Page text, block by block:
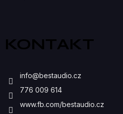
KONTAKT
info@bestaudio.cz
776 009 614
www.fb.com/bestaudio.cz